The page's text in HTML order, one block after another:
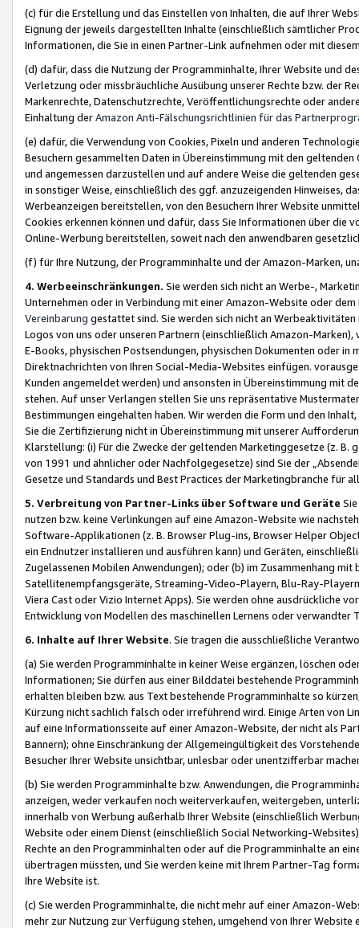
(c) für die Erstellung und das Einstellen von Inhalten, die auf Ihrer
Eignung der jeweils dargestellten Inhalte (einschließlich sämtlicher
Informationen, die Sie in einen Partner-Link aufnehmen oder mit
(d) dafür, dass die Nutzung der Programminhalte, Ihrer Website und
Verletzung oder missbräuchliche Ausübung unserer Rechte bzw. der
Markenrechte, Datenschutzrechte, Veröffentlichungsrechte oder
Einhaltung derAmazon Anti-Fälschungsrichtlinien für das
(e) dafür, die Verwendung von Cookies, Pixeln und anderen
Besuchern gesammelten Daten in Übereinstimmung mit den
und angemessen darzustellen und auf andere Weise die geltenden
in sonstiger Weise, einschließlich des ggf. anzuzeigenden Hinweises,
Werbeanzeigen bereitstellen, von den Besuchern Ihrer Website
Cookies erkennen können und dafür, dass Sie Informationen über die
Online-Werbung bereitstellen, soweit nach den anwendbaren
(f) für Ihre Nutzung, der Programminhalte und der Amazon-Marken,
4. Werbeeinschränkungen. Sie werden sich nicht an Werbe-,
Unternehmen oder in Verbindung mit einer Amazon-Website oder
Vereinbarung gestattet sind. Sie werden sich nicht an
Logos von uns oder unseren Partnern (einschließlich Amazon-
E-Books, physischen Postsendungen, physischen Dokumenten oder in
Direktnachrichten von Ihren Social-Media-Websites einfügen.
Kunden angemeldet werden) und ansonsten in Übereinstimmung mit
stehen. Auf unser Verlangen stellen Sie uns repräsentative
Bestimmungen eingehalten haben. Wir werden die Form und den
Sie die Zertifizierung nicht in Übereinstimmung mit unserer
Klarstellung: (i) Für die Zwecke der geltenden Marketinggesetze (z. B.
von 1991 und ähnlicher oder Nachfolgegesetze) sind Sie der
Gesetze und Standards und Best Practices der Marketingbranche für
5. Verbreitung von Partner-Links über Software und Geräte
nutzen bzw. keine Verlinkungen auf eine Amazon-Website wie
Software-Applikationen (z. B. Browser Plug-ins, Browser Helper
ein Endnutzer installieren und ausführen kann) und Geräten,
Zugelassenen Mobilen Anwendungen); oder (b) im Zusammenhang
Satellitenempfangsgeräte, Streaming-Video-Playern, Blu-Ray-
Viera Cast oder Vizio Internet Apps). Sie werden ohne ausdrückliche
Entwicklung von Modellen des maschinellen Lernens oder
6. Inhalte auf Ihrer Website. Sie tragen die ausschließliche
(a) Sie werden Programminhalte in keiner Weise ergänzen, löschen
Informationen; Sie dürfen aus einer Bilddatei bestehende
erhalten bleiben bzw. aus Text bestehende Programminhalte so
Kürzung nicht sachlich falsch oder irreführend wird. Einige Arten von
auf eine Informationsseite auf einer Amazon-Website, der nicht als
Bannern); ohne Einschränkung der Allgemeingültigkeit des
Besucher Ihrer Website unsichtbar, unlesbar oder unentzifferbar
(b) Sie werden Programminhalte bzw. Anwendungen, die
anzeigen, weder verkaufen noch weiterverkaufen, weitergeben,
innerhalb von Werbung außerhalb Ihrer Website (einschließlich
Website oder einem Dienst (einschließlich Social Networking-
Rechte an den Programminhalten oder auf die Programminhalte an
übertragen müssten, und Sie werden keine mit Ihrem Partner-Tag
Ihre Website ist.
(c) Sie werden Programminhalte, die nicht mehr auf einer Amazon-
mehr zur Nutzung zur Verfügung stehen, umgehend von Ihrer